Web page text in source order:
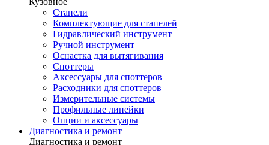
Стапели
Комплектующие для стапелей
Гидравлический инструмент
Ручной инструмент
Оснастка для вытягивания
Споттеры
Аксессуары для споттеров
Расходники для споттеров
Измерительные системы
Профильные линейки
Опции и аксессуары
Диагностика и ремонт
Диагностика и ремонт